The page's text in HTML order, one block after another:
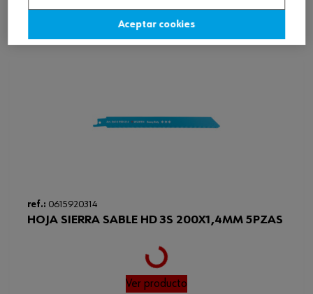
Ver producto
ref.: 0615920314
HOJA SIERRA SABLE HD 3S 200X1,4MM 5PZAS
Loading...
Ver producto
Aceptar cookies